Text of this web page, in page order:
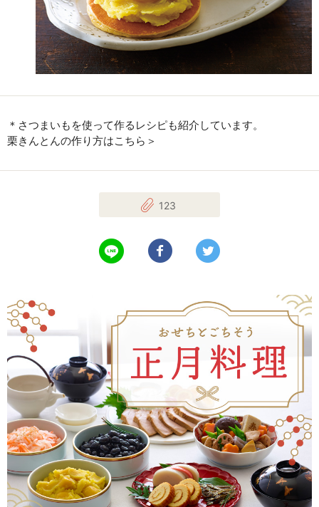
＊さつまいもを使って作るレシピも紹介しています。
栗きんとんの作り方はこちら＞
123
LINEで送る Facebookでシェアする